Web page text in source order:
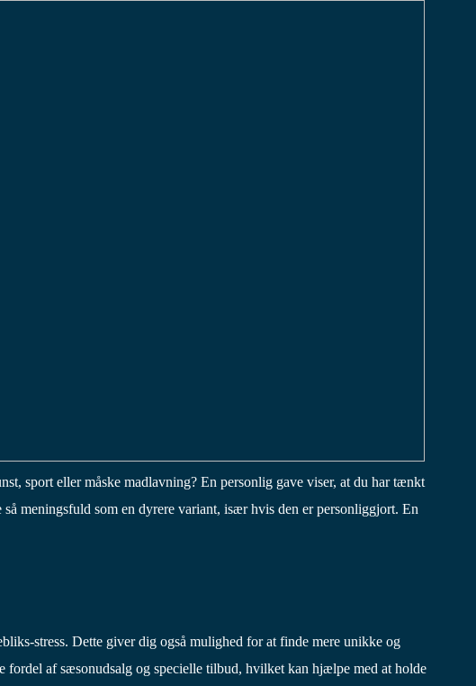
sport eller måske madlavning? En personlig gave viser, at du har tænkt
meningsfuld som en dyrere variant, især hvis den er personliggjort. En
stress. Dette giver dig også mulighed for at finde mere unikke og
fordel af sæsonudsalg og specielle tilbud, hvilket kan hjælpe med at holde